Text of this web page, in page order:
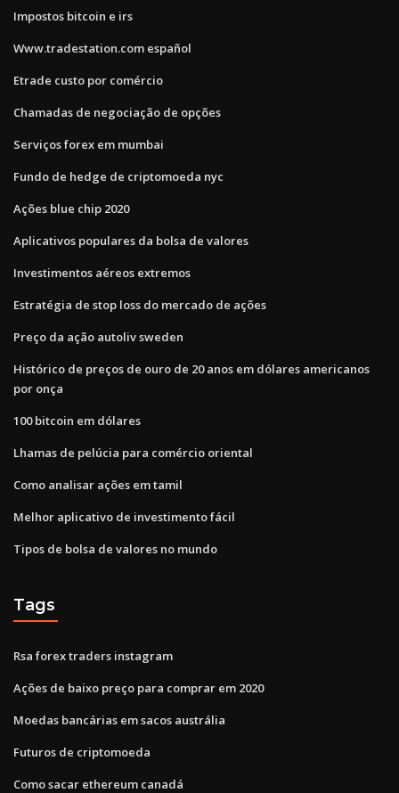
Impostos bitcoin e irs
Www.tradestation.com español
Etrade custo por comércio
Chamadas de negociação de opções
Serviços forex em mumbai
Fundo de hedge de criptomoeda nyc
Ações blue chip 2020
Aplicativos populares da bolsa de valores
Investimentos aéreos extremos
Estratégia de stop loss do mercado de ações
Preço da ação autoliv sweden
Histórico de preços de ouro de 20 anos em dólares americanos
por onça
100 bitcoin em dólares
Lhamas de pelúcia para comércio oriental
Como analisar ações em tamil
Melhor aplicativo de investimento fácil
Tipos de bolsa de valores no mundo
Tags
Rsa forex traders instagram
Ações de baixo preço para comprar em 2020
Moedas bancárias em sacos austrália
Futuros de criptomoeda
Como sacar ethereum canadá